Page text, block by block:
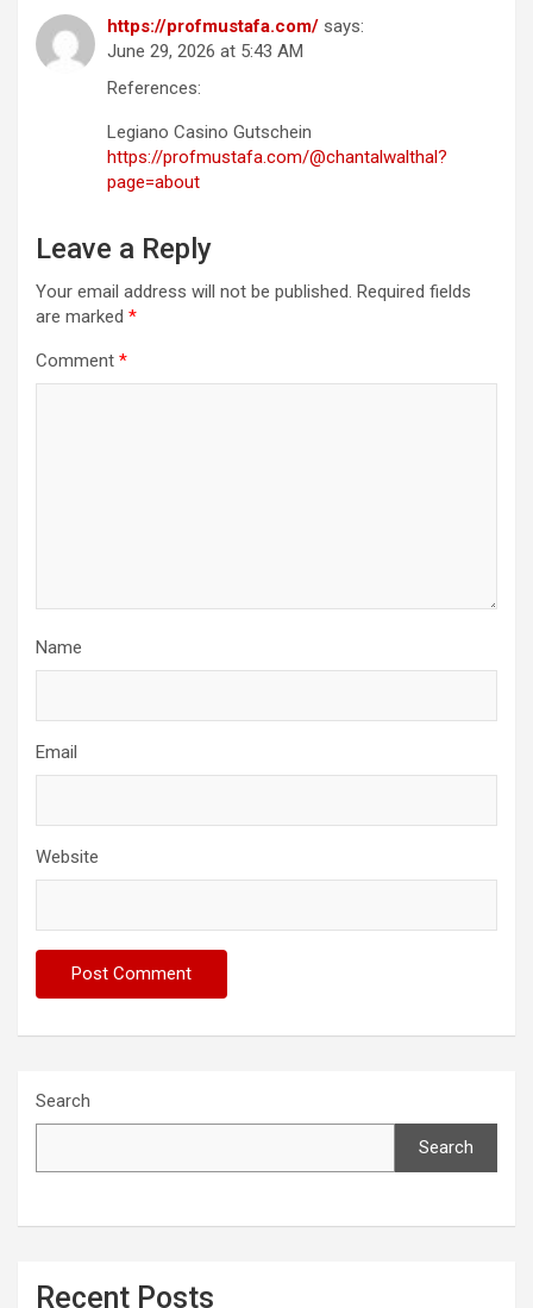
https://profmustafa.com/ says:
June 29, 2026 at 5:43 AM
References:
Legiano Casino Gutschein
https://profmustafa.com/@chantalwalthal?
page=about
Leave a Reply
Your email address will not be published. Required fields
are marked *
Comment *
Name
Email
Website
Search
Search
Recent Posts